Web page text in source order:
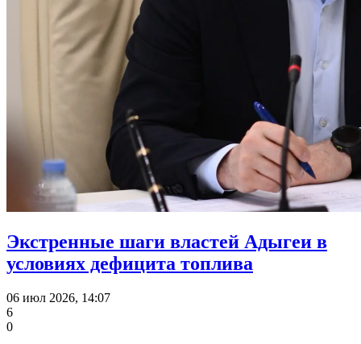
Экстренные шаги властей Адыгеи в
условиях дефицита топлива
06 июл 2026, 14:07
6
0